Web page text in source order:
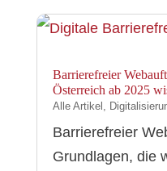
Barrierefreier
Österreich ab 2025
Alle Artikel
Barrierefreier
Grundlagen, die